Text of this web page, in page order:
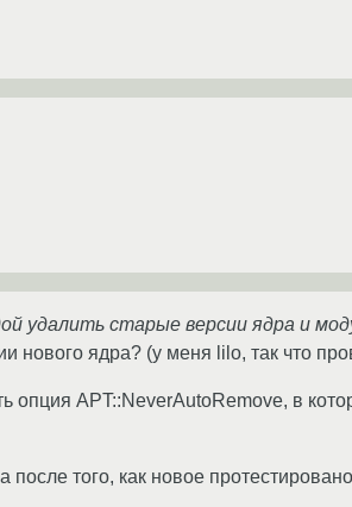
удалить старые версии ядра и
нового ядра? (у меня lilo, так что
опция APT::NeverAutoRemove, в
того, как новое